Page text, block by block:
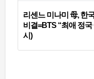
리센느 미나미 母, 한
비결=BTS “최애 정
시)